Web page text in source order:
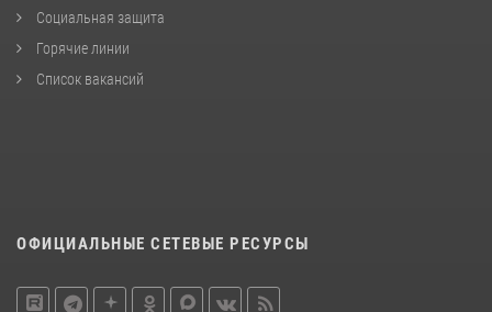
Социальная защита
Горячие линии
Список вакансий
ОФИЦИАЛЬНЫЕ СЕТЕВЫЕ РЕСУРСЫ